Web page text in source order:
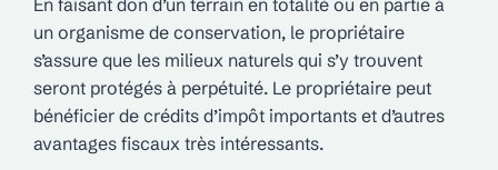
En faisant don d’un terrain en totalité ou en partie à
un organisme de conservation, le propriétaire
s’assure que les milieux naturels qui s’y trouvent
seront protégés à perpétuité. Le propriétaire peut
bénéficier de crédits d’impôt importants et d’autres
avantages fiscaux très intéressants.